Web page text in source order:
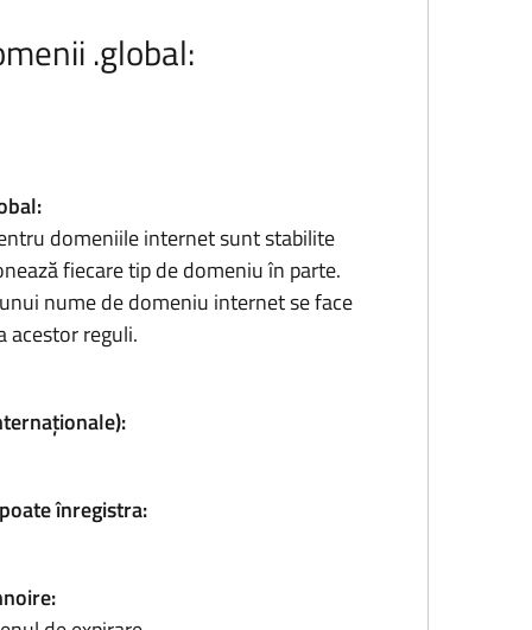
.global:
domeniile internet sunt stabilite
fiecare tip de domeniu în parte.
nume de domeniu internet se face
acestor reguli.
înregistra: